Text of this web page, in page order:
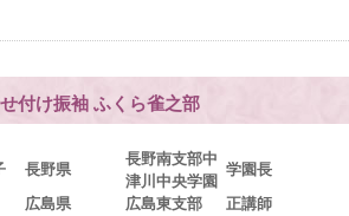
付け振袖 ふくら雀之部
長野県
長野南支部中
津川中央学園
学園長
広島県 広島東支部
正講師